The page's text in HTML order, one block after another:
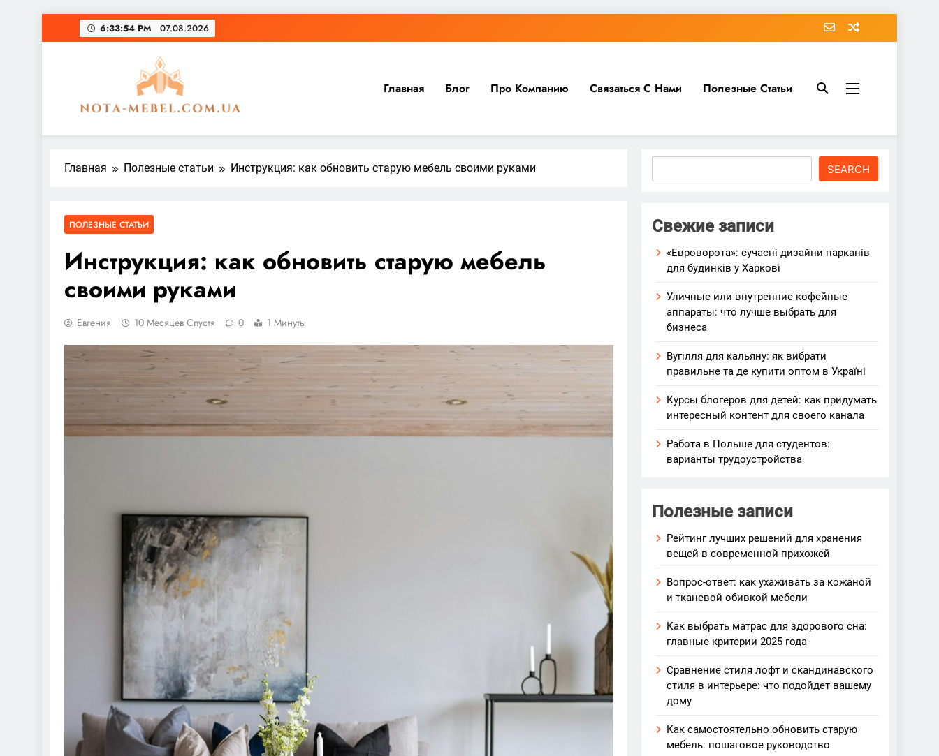
Перейти
6:33:56 PM 07.08.2026
nota-mebel.com.ua
Главная Блог Про Компанию Связаться С Нами Полезные Статьи
Главная Полезные статьи Инструкция: как обновить старую мебель своими руками
ПОЛЕЗНЫЕ СТАТЬИ
Инструкция: как обновить старую мебель
своими руками
Евгения 10 Месяцев Спустя 0 1 Минуты
SEARCH
Свежие записи
«Евроворота»: сучасні дизайни парканів
для будинків у Харкові
Уличные или внутренние кофейные
аппараты: что лучше выбрать для
бизнеса
Вугілля для кальяну: як вибрати
правильне та де купити оптом в Україні
Курсы блогеров для детей: как придумать
интересный контент для своего канала
Работа в Польше для студентов:
варианты трудоустройства
Полезные записи
Рейтинг лучших решений для хранения
вещей в современной прихожей
Вопрос-ответ: как ухаживать за кожаной
и тканевой обивкой мебели
Как выбрать матрас для здорового сна:
главные критерии 2025 года
Сравнение стиля лофт и скандинавского
стиля в интерьере: что подойдет вашему
дому
Как самостоятельно обновить старую
мебель: пошаговое руководство